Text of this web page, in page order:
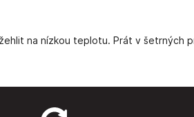
na nízkou teplotu. Prát v